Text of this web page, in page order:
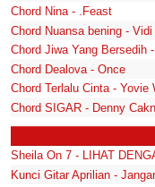
Chord Nina - .Feast
Chord Nuansa bening - Vidi
Chord Jiwa Yang Bersedih
Chord Dealova - Once
Chord Terlalu Cinta - Yovie
Chord SIGAR - Denny
Sheila On 7 - LIHAT
Kunci Gitar Aprilian -